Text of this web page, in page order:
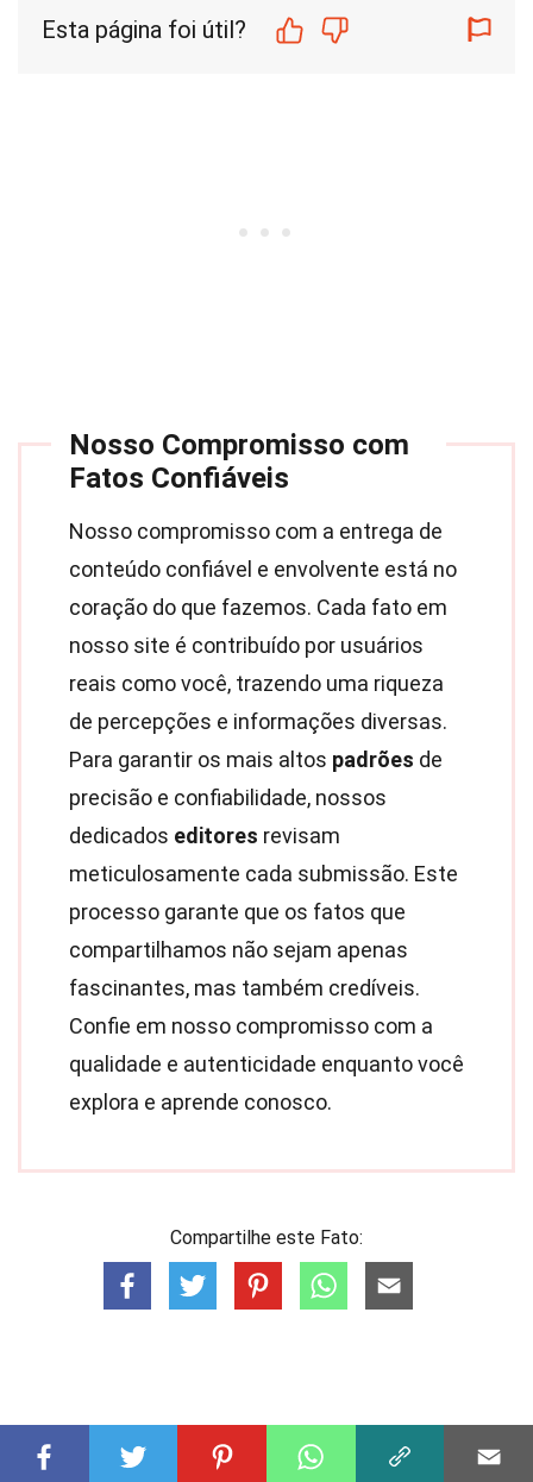
Esta página foi útil?
Nosso Compromisso com
Fatos Confiáveis
Nosso compromisso com a entrega de
conteúdo confiável e envolvente está no
coração do que fazemos. Cada fato em
nosso site é contribuído por usuários
reais como você, trazendo uma riqueza
de percepções e informações diversas.
Para garantir os mais altos padrões de
precisão e confiabilidade, nossos
dedicados editores revisam
meticulosamente cada submissão. Este
processo garante que os fatos que
compartilhamos não sejam apenas
fascinantes, mas também credíveis.
Confie em nosso compromisso com a
qualidade e autenticidade enquanto você
explora e aprende conosco.
Compartilhe este Fato: